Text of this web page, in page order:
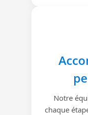
Notre
chaque